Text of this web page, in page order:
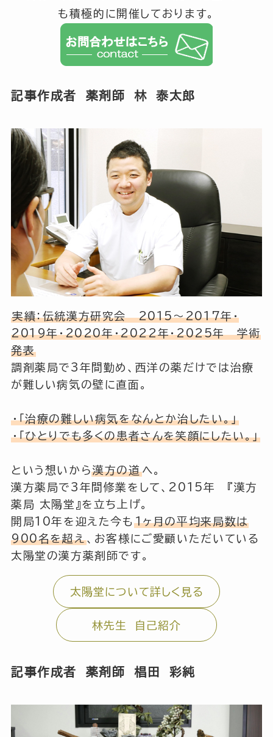
も積極的に開催しております。
記事作成者 薬剤師 林 泰太郎
実績：伝統漢方研究会 2015～2017年・
2019年・2020年・2022年・2025年 学術
発表
調剤薬局で3年間勤め、西洋の薬だけでは治療
が難しい病気の壁に直面。
・「治療の難しい病気をなんとか治したい。」
・「ひとりでも多くの患者さんを笑顔にしたい。」
という想いから漢方の道へ。
漢方薬局で3年間修業をして、2015年 『漢方
薬局 太陽堂』を立ち上げ。
開局10年を迎えた今も 1ヶ月の平均来局数は
900名を超え、お客様にご愛顧いただいている
太陽堂の漢方薬剤師です。
太陽堂について詳しく見る
林先生 自己紹介
記事作成者 薬剤師 椙田 彩純